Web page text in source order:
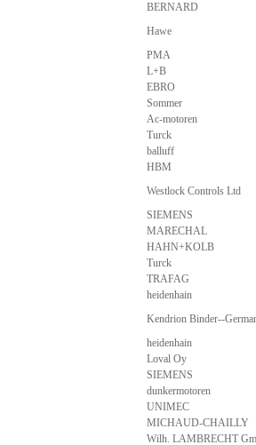
BERNARD
Hawe
PMA
L+B
EBRO
Sommer
Ac-motoren
Turck
balluff
HBM
Westlock Controls Ltd
SIEMENS
MARECHAL
HAHN+KOLB
Turck
TRAFAG
heidenhain
Kendrion Binder--
heidenhain
Loval Oy
SIEMENS
dunkermotoren
UNIMEC
MICHAUD-CHAILLY
Wilh. LAMBRECHT